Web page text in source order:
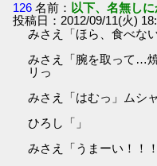
126 名前： 以下、名無し
投稿日：2012/09/11(火)
みさえ「ほら、食べな
みさえ「腕を取って…
リっ
みさえ「はむっ」ムシ
ひろし「」
みさえ「うまーい！！